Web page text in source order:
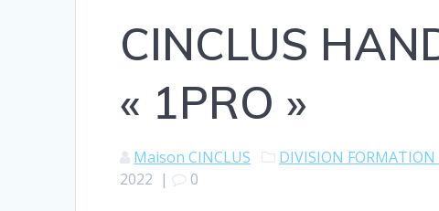
CINCLUS
« 1PRO »
Maison CINCLUS DIVISION FORMATION
2022 | 0